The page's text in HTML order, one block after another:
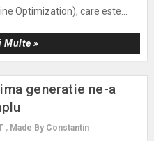
Optimization), care este...
Multe »
generatie ne-a
, Made By Constantin